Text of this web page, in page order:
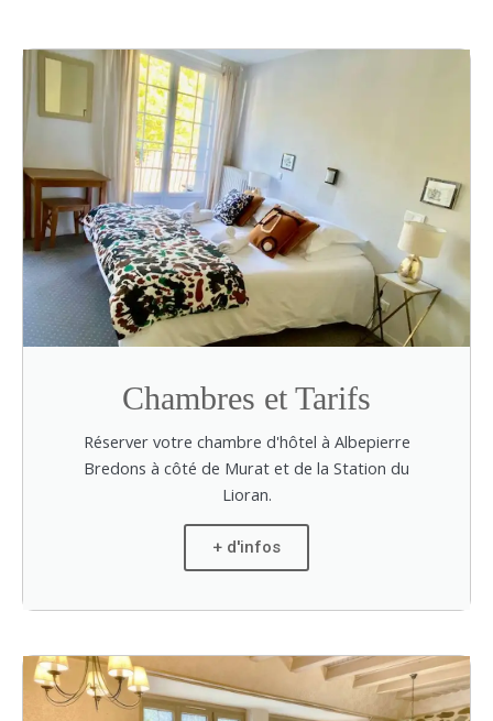
Chambres et Tarifs
Réserver votre chambre d'hôtel à Albepierre
Bredons à côté de Murat et de la Station du
Lioran.
+ d'infos